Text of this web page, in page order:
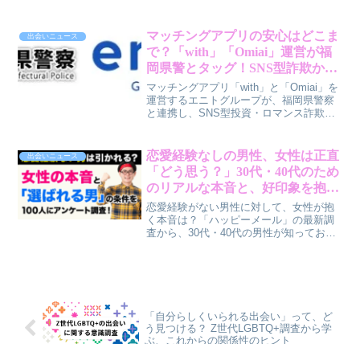
れます。従来の婚活とは一線を画す、こ
のイベントの魅力を賢作が本音で解説し
ます。
出会いニュース
マッチングアプリの安心はどこま
で？「with」「Omiai」運営が福
岡県警とタッグ！SNS型詐欺から
身を守るための徹底対策とは
マッチングアプリ「with」と「Omiai」を
運営するエニトグループが、福岡県警察
と連携し、SNS型投資・ロマンス詐欺対
心して出会いを見つけるための具体的な
対策と、その裏側にある運営会社の努力
を、賢作が深掘りして解説します。
出会いニュース
恋愛経験なしの男性、女性は正直
「どう思う？」30代・40代のため
のリアルな本音と、好印象を抱か
れるためのヒント【賢作コラム】
恋愛経験がない男性に対して、女性が抱
く本音は？「ハッピーメール」の最新調
査から、30代・40代の男性が知っておき
「自分らしくいられる出会い」って、ど
う見つける？ Z世代LGBTQ+調査から学
ぶ、これからの関係性のヒント